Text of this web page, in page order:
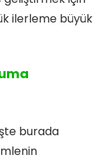
ilerleme büyük
burada